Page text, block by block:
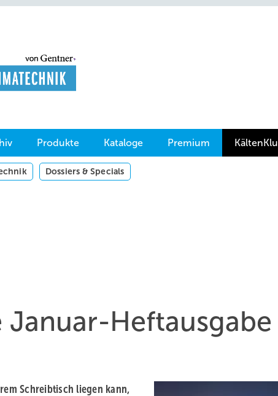
Produkte Kataloge Premium
Dossiers & Specials
Januar-Heftausgabe
Schreibtisch liegen kann,